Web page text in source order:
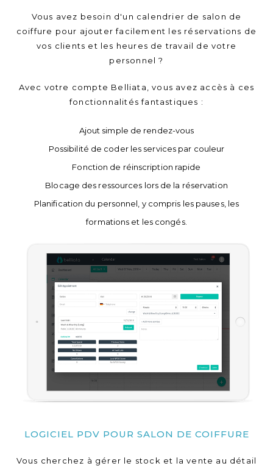
Vous avez besoin d'un calendrier de salon de
coiffure pour ajouter facilement les réservations de
vos clients et les heures de travail de votre
personnel ?
Avec votre compte Belliata, vous avez accès à ces
fonctionnalités fantastiques :
Ajout simple de rendez-vous
Possibilité de coder les services par couleur
Fonction de réinscription rapide
Blocage des ressources lors de la réservation
Planification du personnel, y compris les pauses, les
formations et les congés.
LOGICIEL PDV POUR SALON DE COIFFURE
Vous cherchez à gérer le stock et la vente au détail